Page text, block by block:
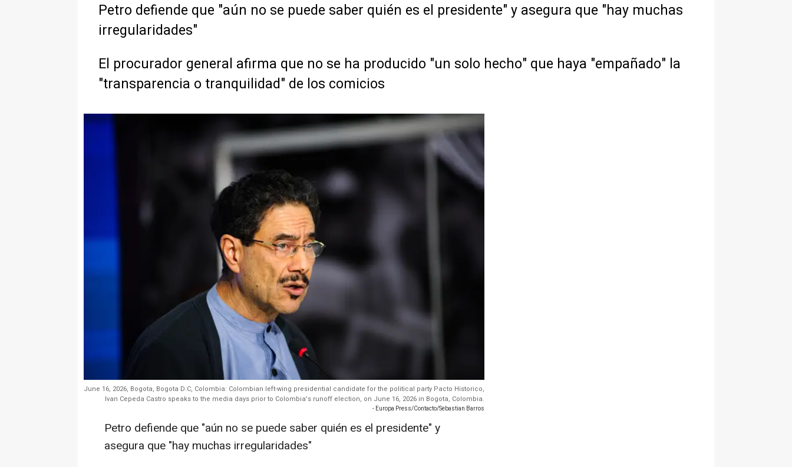
Petro defiende que "aún no se puede saber quién es el presidente" y asegura que "hay muchas
irregularidades"
El procurador general afirma que no se ha producido "un solo hecho" que haya "empañado" la
"transparencia o tranquilidad" de los comicios
June 16, 2026, Bogota, Bogota D.C, Colombia: Colombian left-wing presidential candidate for the political party Pacto Historico,
Ivan Cepeda Castro speaks to the media days prior to Colombia's runoff election, on June 16, 2026 in Bogota, Colombia.
- Europa Press/Contacto/Sebastian Barros
Petro defiende que "aún no se puede saber quién es el presidente" y
asegura que "hay muchas irregularidades"